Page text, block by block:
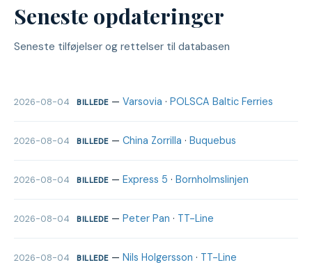
Seneste opdateringer
Seneste tilføjelser og rettelser til databasen
2026-08-04 BILLEDE— Varsovia · POLSCA Baltic Ferries
2026-08-04 BILLEDE— China Zorrilla · Buquebus
2026-08-04 BILLEDE— Express 5 · Bornholmslinjen
2026-08-04 BILLEDE— Peter Pan · TT-Line
2026-08-04 BILLEDE— Nils Holgersson · TT-Line